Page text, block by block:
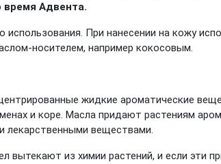
время Адвента.
использования. При нанесении на кожу
носителем, например кокосовым.
жидкие ароматические
и коре. Масла придают растениям
лекарственными веществами.
вытекают из химии растений, и если эти